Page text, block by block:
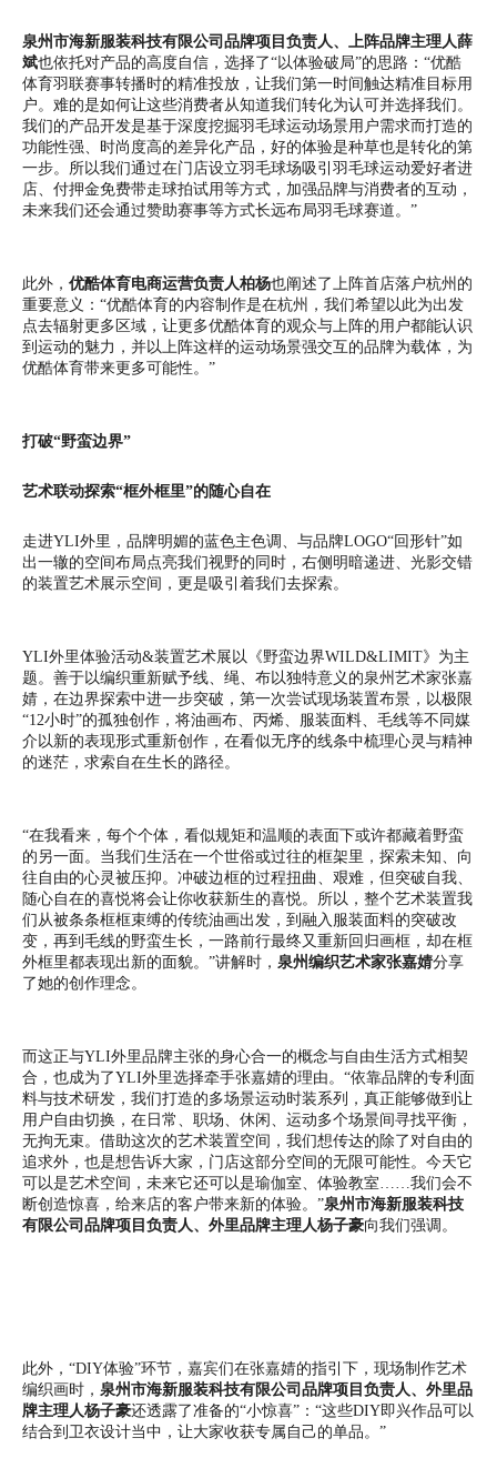
泉州市海新服装科技有限公司品牌项目负责人、上阵品牌主理人薛
斌也依托对产品的高度自信，选择了“以体验破局”的思路：“优酷
体育羽联赛事转播时的精准投放，让我们第一时间触达精准目标用
户。难的是如何让这些消费者从知道我们转化为认可并选择我们。
我们的产品开发是基于深度挖掘羽毛球运动场景用户需求而打造的
功能性强、时尚度高的差异化产品，好的体验是种草也是转化的第
一步。所以我们通过在门店设立羽毛球场吸引羽毛球运动爱好者进
店、付押金免费带走球拍试用等方式，加强品牌与消费者的互动，
未来我们还会通过赞助赛事等方式长远布局羽毛球赛道。”
此外， 优酷体育电商运营负责人柏杨也阐述了上阵首店落户杭州的
重要意义：“优酷体育的内容制作是在杭州，我们希望以此为出发
点去辐射更多区域，让更多优酷体育的观众与上阵的用户都能认识
到运动的魅力，并以上阵这样的运动场景强交互的品牌为载体，为
优酷体育带来更多可能性。”
打破“野蛮边界”
艺术联动探索“框外框里”的随心自在
走进YLI外里，品牌明媚的蓝色主色调、与品牌LOGO“回形针”如
出一辙的空间布局点亮我们视野的同时，右侧明暗递进、光影交错
的装置艺术展示空间，更是吸引着我们去探索。
YLI外里体验活动&装置艺术展以《野蛮边界WILD&LIMIT》为主
题。善于以编织重新赋予线、绳、布以独特意义的泉州艺术家张嘉
婧，在边界探索中进一步突破，第一次尝试现场装置布景，以极限
“12小时”的孤独创作，将油画布、丙烯、服装面料、毛线等不同媒
介以新的表现形式重新创作，在看似无序的线条中梳理心灵与精神
的迷茫，求索自在生长的路径。
“在我看来，每个个体，看似规矩和温顺的表面下或许都藏着野蛮
的另一面。当我们生活在一个世俗或过往的框架里，探索未知、向
往自由的心灵被压抑。冲破边框的过程扭曲、艰难，但突破自我、
随心自在的喜悦将会让你收获新生的喜悦。所以，整个艺术装置我
们从被条条框框束缚的传统油画出发，到融入服装面料的突破改
变，再到毛线的野蛮生长，一路前行最终又重新回归画框，却在框
外框里都表现出新的面貌。”讲解时， 泉州编织艺术家张嘉婧分享
了她的创作理念。
而这正与YLI外里品牌主张的身心合一的概念与自由生活方式相契
合，也成为了YLI外里选择牵手张嘉婧的理由。“依靠品牌的专利面
料与技术研发，我们打造的多场景运动时装系列，真正能够做到让
用户自由切换，在日常、职场、休闲、运动多个场景间寻找平衡，
无拘无束。借助这次的艺术装置空间，我们想传达的除了对自由的
追求外，也是想告诉大家，门店这部分空间的无限可能性。今天它
可以是艺术空间，未来它还可以是瑜伽室、体验教室……我们会不
断创造惊喜，给来店的客户带来新的体验。”泉州市海新服装科技
有限公司品牌项目负责人、外里品牌主理人杨子豪向我们强调。
此外，“DIY体验”环节，嘉宾们在张嘉婧的指引下，现场制作艺术
编织画时， 泉州市海新服装科技有限公司品牌项目负责人、外里品
牌主理人杨子豪还透露了准备的“小惊喜”：“这些DIY即兴作品可以
结合到卫衣设计当中，让大家收获专属自己的单品。”